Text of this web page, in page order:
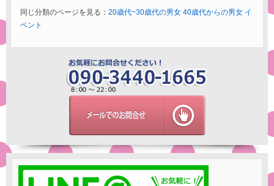
同じ分類のページを見る： 20歳代~30歳代の男女 40歳代からの男女 イ
ベント